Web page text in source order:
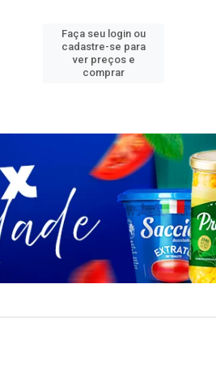
Faça seu login ou
cadastre-se para
ver preços e
comprar